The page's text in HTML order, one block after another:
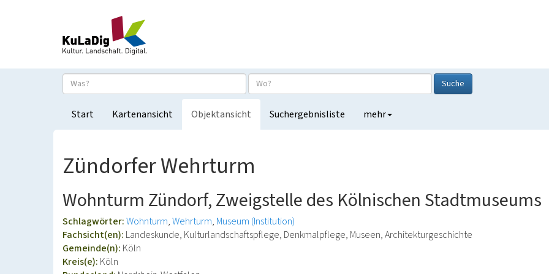
Suche
Start Kartenansicht Objektansicht Suchergebnisliste mehr
Zündorfer Wehrturm
Wohnturm Zündorf, Zweigstelle des Kölnischen Stadtmuseums
Schlagwörter:Wohnturm Wehrturm Museum (Institution)
Fachsicht(en): Landeskunde, Kulturlandschaftspflege, Denkmalpflege, Museen, Architekturgeschichte
Gemeinde(n): Köln
Kreis(e): Köln